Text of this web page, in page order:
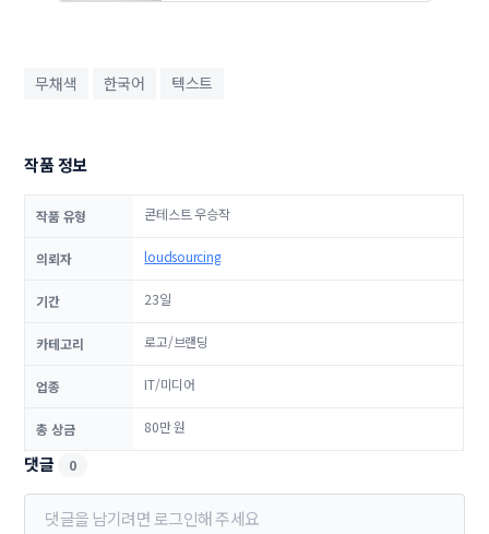
무채색 한국어 텍스트
작품 정보
작품 유형 콘테스트 우승작
의뢰자 loudsourcing
기간 23일
카테고리 로고/브랜딩
업종 IT/미디어
총 상금 80만 원
댓글 0